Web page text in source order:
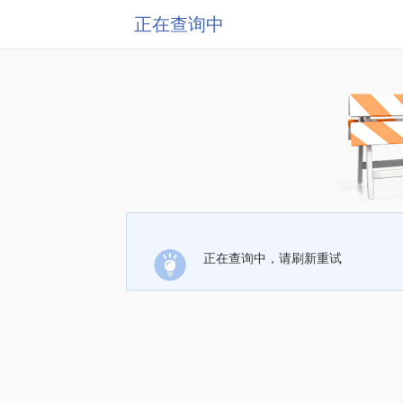
正在查询中
正在查询中，请刷新重试